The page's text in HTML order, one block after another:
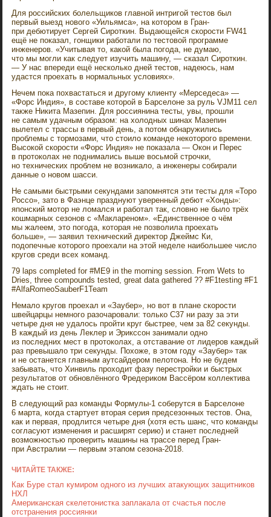
Для российских болельщиков главной интригой тестов был
первый выезд нового «Уильямса», на котором в Гран-
при дебютирует Сергей Сироткин. Выдающейся скорости FW41
ещё не показал, гонщики работали по тестовой программе
инженеров. «Учитывая то, какой была погода, не думаю,
что мы могли как следует изучить машину, — сказал Сироткин.
— У нас впереди ещё несколько дней тестов, надеюсь, нам
удастся проехать в нормальных условиях».
Нечем пока похвастаться и другому клиенту «Мерседеса» —
«Форс Индия», в составе которой в Барселоне за руль VJM11 сел
также Никита Мазепин. Для россиянина тесты, увы, прошли
не самым удачным образом: на холодных шинах Мазепин
вылетел с трассы в первый день, а потом обнаружились
проблемы с тормозами, что стоило команде некоторого времени.
Высокой скорости «Форс Индия» не показала — Окон и Перес
в протоколах не поднимались выше восьмой строчки,
но технических проблем не возникало, а инженеры собирали
данные о новом шасси.
Не самыми быстрыми секундами запомнятся эти тесты для «Торо
Россо», зато в Фаэнце празднуют уверенный дебют «Хонды»:
японский мотор не ломался и работал так, словно не было трёх
кошмарных сезонов с «Маклареном». «Единственное о чём
мы жалеем, это погода, которая не позволила проехать
больше», — заявил технический директор Джеймс Ки,
подопечные которого проехали на этой неделе наибольшее число
кругов среди всех команд.
79 laps completed for #ME9 in the morning session. From Wets to
Dries, three compounds tested, great data gathered ?? #F1testing #F1
#AlfaRomeoSauberF1Team
Немало кругов проехал и «Заубер», но вот в плане скорости
швейцарцы немного разочаровали: только C37 ни разу за эти
четыре дня не удалось пройти круг быстрее, чем за 82 секунды.
В каждый из день Леклер и Эрикссон занимали одно
из последних мест в протоколах, а отставание от лидеров каждый
раз превышало три секунды. Похоже, в этом году «Заубер» так
и не останется главным аутсайдером пелотона. Но не будем
забывать, что Хинвиль проходит фазу перестройки и быстрых
результатов от обновлённого Фредериком Вассёром коллектива
ждать не стоит.
В следующий раз команды Формулы-1 соберутся в Барселоне
6 марта, когда стартует вторая серия предсезонных тестов. Она,
как и первая, продлится четыре дня (хотя есть шанс, что команды
согласуют изменения и расширят серию) и станет последней
возможностью проверить машины на трассе перед Гран-
при Австралии — первым этапом сезона-2018.
ЧИТАЙТЕ ТАКЖЕ:
Как Буре стал кумиром одного из лучших атакующих защитников
НХЛ
Американская скелетонистка заплакала от счастья после
отстранения россиянки